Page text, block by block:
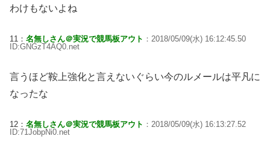
わけもないよね
11： 名無しさん＠実況で競馬板アウト ：2018/05/09(水) 16:12:45.50
ID:GNGzT4AQ0.net
言うほど鞍上強化と言えないぐらい今のルメールは平凡に
なったな
12： 名無しさん＠実況で競馬板アウト ：2018/05/09(水) 16:13:27.52
ID:71JobpNi0.net